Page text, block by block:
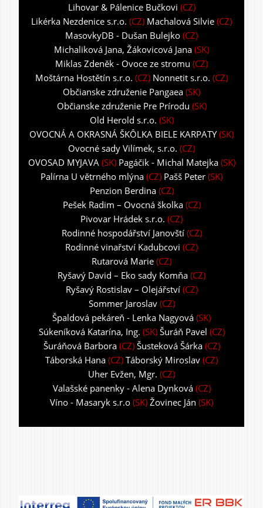
Lihovar & Pálenice Bučkovi (CZ)
Likérka Nezdenice s.r.o. (CZ) Machalová Silvie (CZ)
MasovkyDB - Dušan Bulejko (CZ)
Michaliková Jana, Žákovicová Jana (SK)
Miklas Zdeněk - Ovoce ze stromu (CZ)
Moštárna Hostětín s.r.o. (CZ) Nonnetit s.r.o. (CZ)
Občianske združenie Pangaea (SK)
Občianske združenie Pre Prírodu (SK)
Old Herold s.r.o. (SK)
OVOCNÁ A OKRASNÁ ŠKÔLKA BIELE KARPATY(SK)
Ovocné sady Vilímek, s.r.o. (CZ)
OVOSAD MYJAVA(SK) Pagáčik - Michal Matejka(SK)
Palírna U větrného mlýna (CZ) Pašš Peter (SK)
Penzion Berdina(CZ)
Pešek Radim – Ovocná školka(CZ)
Pivovar Hrádek s.r.o. (CZ)
Rodinné hospodářství Janovští (CZ)
Rodinné vinařství Kadubcovi (CZ)
Rutarová Marie (CZ)
Ryšavý David – Eko sady Komňa (CZ)
Ryšavý Rostislav – Olejářství(CZ)
Sommer Jaroslav(CZ)
Špaldová pekáreň - Lenka Nagyová (SK)
Súkeníková Katarína, Ing. (SK) Šuráň Pavel (CZ)
Šuráňová Barbora(CZ) Šusteková Šárka(CZ)
Táborská Hana (CZ) Táborský Miroslav (CZ)
Uher Evžen, Mgr. (CZ)
Valašské panenky - Alena Dynková(CZ)
Víno - Masaryk s.r.o (SK) Žovinec Ján (SK)